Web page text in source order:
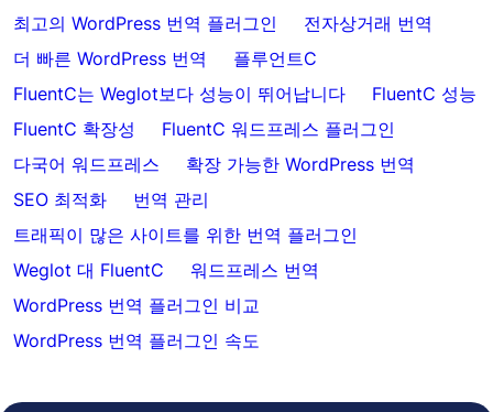
최고의 WordPress 번역 플러그인
전자상거래 번역
더 빠른 WordPress 번역
플루언트C
FluentC는 Weglot보다 성능이 뛰어납니다
FluentC 성능
FluentC 확장성
FluentC 워드프레스 플러그인
다국어 워드프레스
확장 가능한 WordPress 번역
SEO 최적화
번역 관리
트래픽이 많은 사이트를 위한 번역 플러그인
Weglot 대 FluentC
워드프레스 번역
WordPress 번역 플러그인 비교
WordPress 번역 플러그인 속도